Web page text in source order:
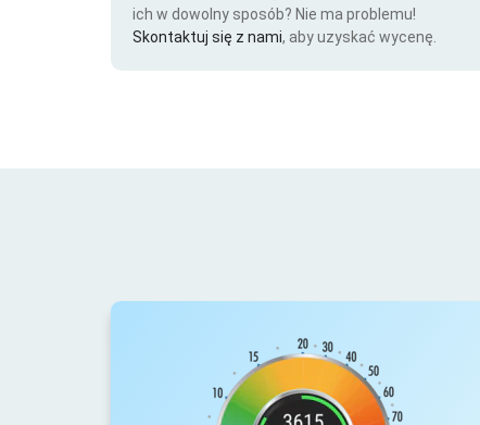
ich w dowolny sposób? Nie ma problemu!
Skontaktuj się z nami, aby uzyskać wycenę.